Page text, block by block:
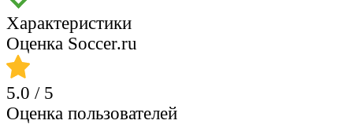
Характеристики
Оценка Soccer.ru
5.0 / 5
Оценка пользователей